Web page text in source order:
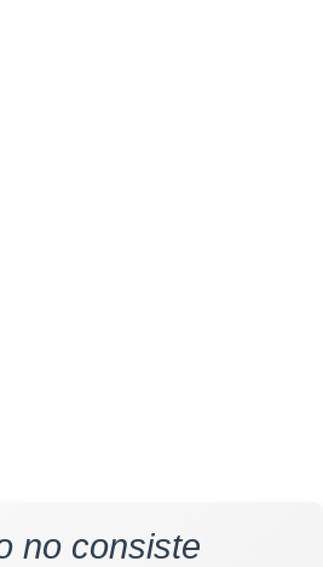
no consiste